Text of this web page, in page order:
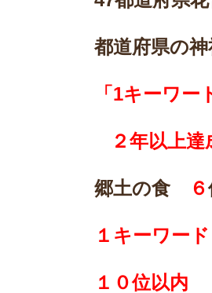
都道府県の
「1キーワー
２年以上達
郷土の食 ６
１キーワー
１０位以内